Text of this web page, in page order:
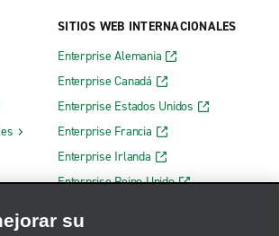
SITIOS WEB INTERNACIONALES
Enterprise Alemania
Enterprise Canadá
Enterprise Estados Unidos
Enterprise Francia
Enterprise Irlanda
Enterprise Reino Unido
su